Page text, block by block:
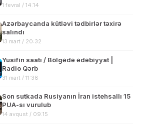
1 fevral / 14:14
Azərbaycanda kütləvi tədbirlər təxirə
salındı
13 mart / 20:32
Yusifin saatı / Bölgədə ədəbiyyat |
Radio Qərb
31 mart / 11:38
Son sutkada Rusiyanın İran istehsallı 15
PUA-sı vurulub
14 avqust / 09:15